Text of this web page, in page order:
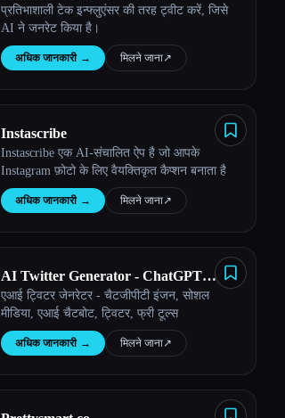
प्रतिभाशाली टेक इन्फ्लुएंसर की तरह ट्वीट करें, जिसे
AI ने जनरेट किया है।
अधिक जानकारी → मिलने जाना↗︎
Instascribe
Instascribe एक AI-संचालित ऐप है जो आपके
Instagram फ़ोटो के लिए वैयक्तिकृत कैप्शन बनाता है
अधिक जानकारी → मिलने जाना↗︎
AI Twitter Generator - ChatGPT
Engine
एआई ट्विटर जेनरेटर - चैटजीपीटी इंजन, सोशल
मीडिया, एआई चैटबोट, ट्विटर, फ्री टूल्स
अधिक जानकारी → मिलने जाना↗︎